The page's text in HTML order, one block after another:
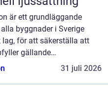
är ett grundläggande
byggnader i Sverige
lag, för att säkerställa att
gällande
Detta dokument, vars31 juli 2026